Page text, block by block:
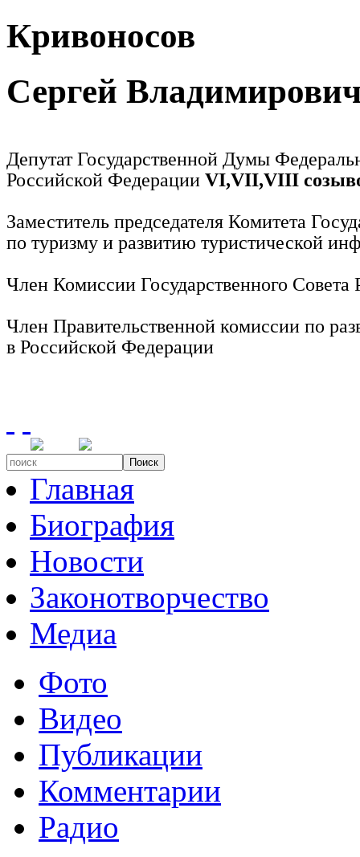
Кривоносов
Сергей
Депутат Государственной Думы
Российской Федерации VI,VII,VIII
Заместитель председателя Комитета
по туризму и развитию туристической
Член Комиссии Государственного
Член Правительственной комиссии по
в Российской Федерации
Поиск
Главная
Биография
Новости
Законотворчество
Медиа
Фото
Видео
Публикации
Комментарии
Радио